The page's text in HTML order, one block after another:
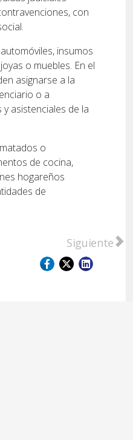
con
insumos
o muebles. En el
asignarse a la
o a
asistenciales de la
o
de cocina,
hogareños
de
destruyó por
Artículo
Siguiente